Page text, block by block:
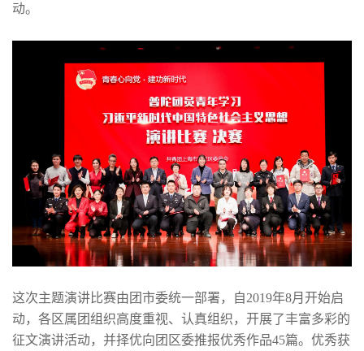
动。
这次主题演讲比赛由团市委统一部署，自2019年8月开始启
动，各区属团组织高度重视、认真组织，开展了丰富多彩的
征文演讲活动，并择优向团区委推报优秀作品45篇。优秀获